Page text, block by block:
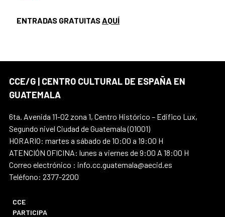
ENTRADAS GRATUITASAQUÍ
CCE/G | CENTRO CULTURAL DE ESPAÑA EN
GUATEMALA
6ta. Avenida 11-02 zona 1, Centro Histórico – Edifico Lux,
Segundo nivel Ciudad de Guatemala (01001)
HORARIO: martes a sábado de 10:00 a 19:00 H
ATENCIÓN OFICINA: lunes a viernes de 9:00 A 18:00 H
Correo electrónico : info.cc.guatemala@aecid.es
Teléfono: 2377-2200
CCE
PARTICIPA